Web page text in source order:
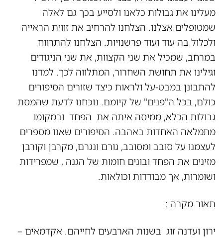
מעלינו את גבולות כלאנו ולסייע בכך גם לאלה
שמטופלים אצלנו. הצלחנו להרחיב את זווית הראייה
ולכלול בה עוד ועוד פרשנויות. הצלחנו להתרווח
במרחב, שמכיל את שני הקצוות, את שני הניגודים
וגילינו את תחושת השחרור, המתלווה לכך. למדנו
להתבונן במבט-על ולראות כיצד שזורים הסיפורים
כולם, בכל ה"פנים" של קיומם. נוכחנו לדעת שהמסת
גבולות הכלא, ממיסה איתה את הפחד ובמקומו
מתמלאה האחדות באהבה. הסיפורים שאנו מספרים
לעצמנו על סובב ומסובב, גורם ונגרם, מקרבן וקורבן
מזינים את הפחד ובונים חומות של הגנה , שמפרידות
ושומרות, אך מבודדות וכולאות.
תאור מקרה :
ירון ועדנה זוג בשנות הארבעים לחייהם. אקדמאים –